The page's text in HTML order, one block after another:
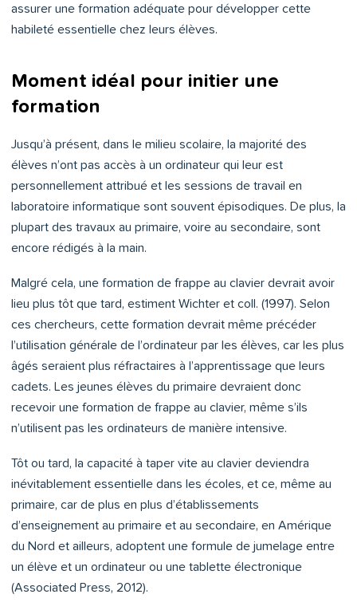
assurer une formation adéquate pour développer cette
habileté essentielle chez leurs élèves.
Moment idéal pour initier une
formation
Jusqu’à présent, dans le milieu scolaire, la majorité des
élèves n’ont pas accès à un ordinateur qui leur est
personnellement attribué et les sessions de travail en
laboratoire informatique sont souvent épisodiques. De plus, la
plupart des travaux au primaire, voire au secondaire, sont
encore rédigés à la main.
Malgré cela, une formation de frappe au clavier devrait avoir
lieu plus tôt que tard, estiment Wichter et coll. (1997). Selon
ces chercheurs, cette formation devrait même précéder
l’utilisation générale de l’ordinateur par les élèves, car les plus
âgés seraient plus réfractaires à l’apprentissage que leurs
cadets. Les jeunes élèves du primaire devraient donc
recevoir une formation de frappe au clavier, même s’ils
n’utilisent pas les ordinateurs de manière intensive.
Tôt ou tard, la capacité à taper vite au clavier deviendra
inévitablement essentielle dans les écoles, et ce, même au
primaire, car de plus en plus d’établissements
d’enseignement au primaire et au secondaire, en Amérique
du Nord et ailleurs, adoptent une formule de jumelage entre
un élève et un ordinateur ou une tablette électronique
(Associated Press, 2012).